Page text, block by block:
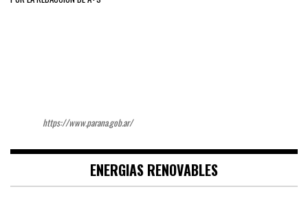
https://www.parana.gob.ar/
ENERGIAS RENOVABLES